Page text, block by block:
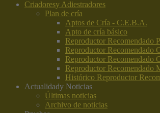
Criadoresy Adiestradores
Plan de cría
Aptos de Cría - C.E.B.A.
Apto de cría básico
Reproductor Recomendado
Reproductor Recomendado
Reproductor Recomendado
Reproductor Recomendado
Histórico Reproductor
Actualidady Noticias
Últimas noticias
Archivo de noticias